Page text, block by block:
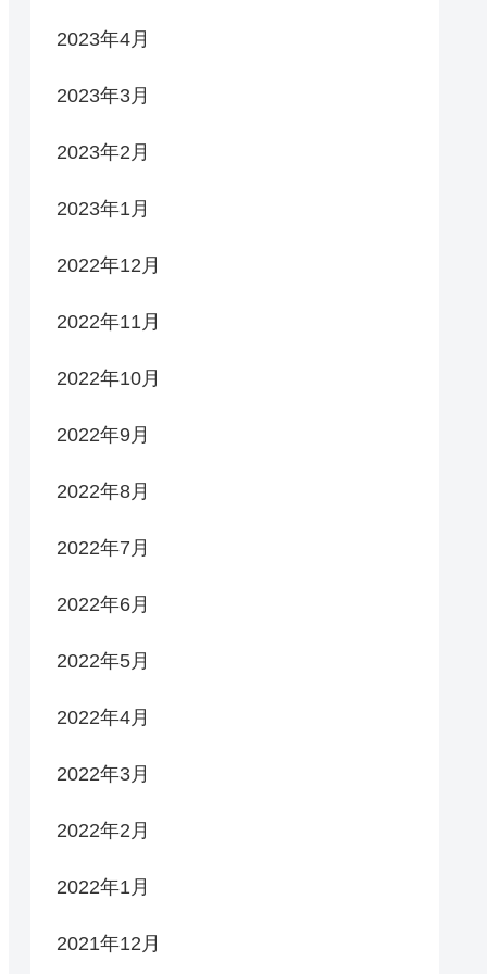
2023年4月
2023年3月
2023年2月
2023年1月
2022年12月
2022年11月
2022年10月
2022年9月
2022年8月
2022年7月
2022年6月
2022年5月
2022年4月
2022年3月
2022年2月
2022年1月
2021年12月